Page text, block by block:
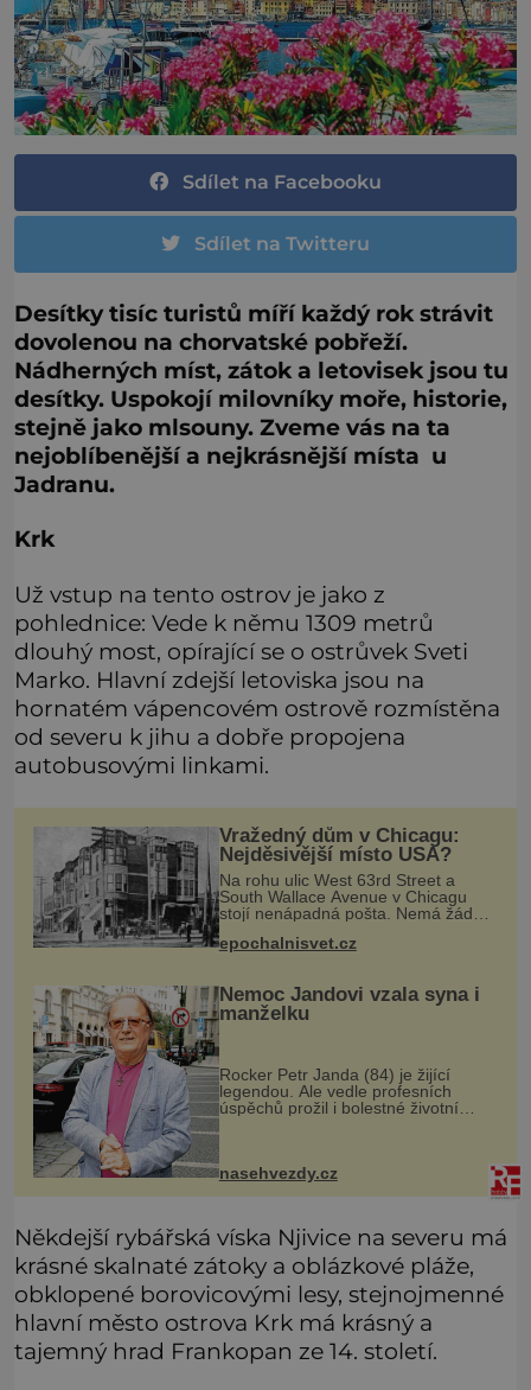
Sdílet na Facebooku
Sdílet na Twitteru
Desítky tisíc turistů míří každý rok strávit
dovolenou na chorvatské pobřeží.
Nádherných míst, zátok a letovisek jsou tu
desítky. Uspokojí milovníky moře, historie,
stejně jako mlsouny. Zveme vás na ta
nejoblíbenější a nejkrásnější místa u
Jadranu.
Krk
Už vstup na tento ostrov je jako z
pohlednice: Vede k němu 1309 metrů
dlouhý most, opírající se o ostrůvek Sveti
Marko. Hlavní zdejší letoviska jsou na
hornatém vápencovém ostrově rozmístěna
od severu k jihu a dobře propojena
autobusovými linkami.
Vražedný dům v Chicagu:
Nejděsivější místo USA?
Na rohu ulic West 63rd Street a
South Wallace Avenue v Chicagu
stojí nenápadná pošta. Nemá žádný
speciální nápis ani pamětní desku. A
přesto prý místní zaměstnanci neradi
epochalnisvet.cz
Nemoc Jandovi vzala syna i
manželku
Rocker Petr Janda (84) je žijící
legendou. Ale vedle profesních
úspěchů prožil i bolestné životní
zkoušky. Zpěvák Petr Janda (84),
frontman skupiny Olympic, je otcem
nasehvezdy.cz
Někdejší rybářská víska Njivice na severu má
krásné skalnaté zátoky a oblázkové pláže,
obklopené borovicovými lesy, stejnojmenné
hlavní město ostrova Krk má krásný a
tajemný hrad Frankopan ze 14. století.